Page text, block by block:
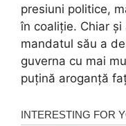
presiuni politice,
în coaliție. Chiar
mandatul său a
guverna cu mai
puțină aroganță